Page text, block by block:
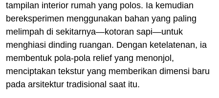
tampilan interior rumah yang polos. Ia kemudian
bereksperimen menggunakan bahan yang paling
melimpah di sekitarnya—kotoran sapi—untuk
menghiasi dinding ruangan. Dengan ketelatenan, ia
membentuk pola-pola relief yang menonjol,
menciptakan tekstur yang memberikan dimensi baru
pada arsitektur tradisional saat itu.